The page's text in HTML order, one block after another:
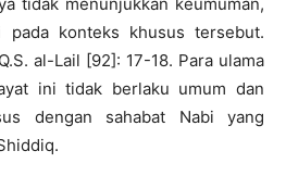
pada konteks khusus tersebut.
al-Lail [92]: 17-18. Para ulama
ini tidak berlaku umum dan
dengan sahabat Nabi yang